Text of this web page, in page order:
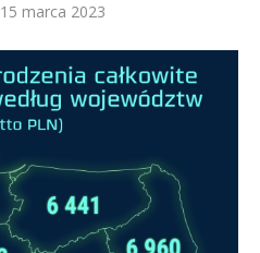
15 marca 2023